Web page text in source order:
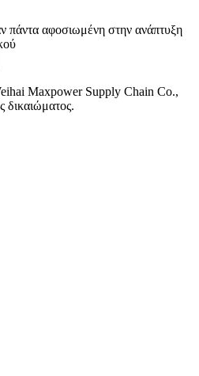
αφοσιωμένη στην ανάπτυξη
Maxpower Supply Chain Co.,
δικαιώματος.